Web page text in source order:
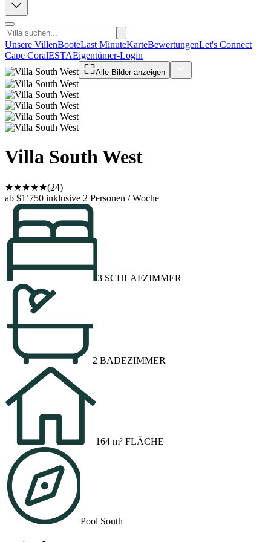
Unsere VillenBooteLast MinuteKarteBewertungenLet's Connect
Cape CoralESTAEigentümer-Login
Alle Bilder anzeigen
Villa South West
★★★★★(24)
ab $1’750 inklusive 2 Personen / Woche
3 SCHLAFZIMMER
2 BADEZIMMER
164 m² FLÄCHE
Pool South